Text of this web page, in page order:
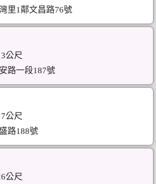
里1鄰文昌路76號
公尺
路一段187號
公尺
路188號
公尺